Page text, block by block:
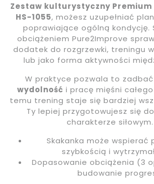
Zestaw kulturystyczny Premium
HS-1055, możesz uzupełniać
poprawiające ogólną kondycję.
obciążeniem Pure2Improve
dodatek do rozgrzewki, treningu
lub jako forma aktywności
W praktyce pozwala to
wydolność i pracę mięśni całego
temu trening staje się bardziej
Ty lepiej przygotowujesz się do
charakterze siłowym.
Skakanka może wspierać
szybkością i
Dopasowanie obciążenia (3
budowanie